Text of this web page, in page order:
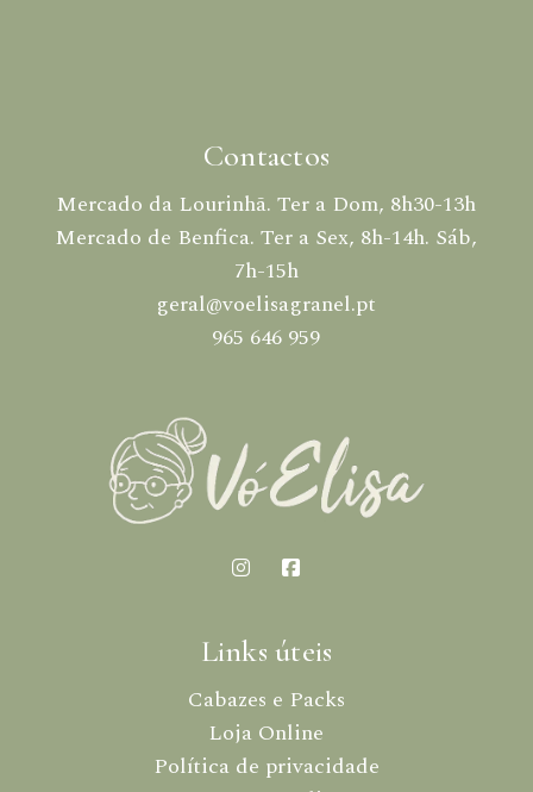
Contactos
Mercado da Lourinhã. Ter a Dom, 8h30-13h
Mercado de Benfica. Ter a Sex, 8h-14h. Sáb,
7h-15h
geral@voelisagranel.pt
965 646 959
Links úteis
Cabazes e Packs
Loja Online
Política de privacidade